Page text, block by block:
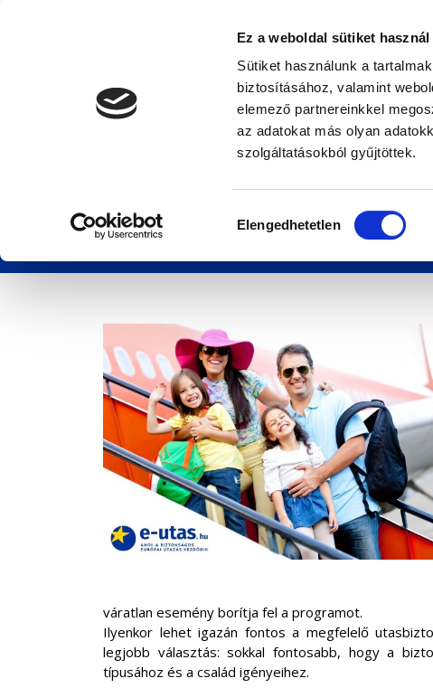
Ez a weboldal sütiket használ
Sütiket használunk a
biztosításához, valamint
elemező partnereinkkel
az adatokat más olyan
szolgáltatásokból gyűjtöttek.
kiválasztása
Elengedhetetlen
Külföldi utazás
utasbiztosítás
váratlan esemény borítja fel a programot.
Ilyenkor lehet igazán fontos a megfelelő
legjobb választás: sokkal fontosabb, hogy a
típusához és a család igényeihez.